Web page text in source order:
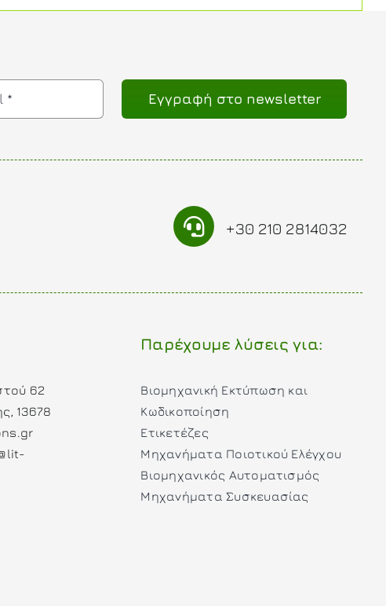
Eγγραφή στο newsletter
+30 210 2814032
62
13678
Παρέχουμε λύσεις για:
Βιομηχανική Εκτύπωση και
Κωδικοποίηση
Ετικετέζες
Μηχανήματα Ποιοτικού Ελέγχου
Βιομηχανικός Αυτοματισμός
Μηχανήματα Συσκευασίας